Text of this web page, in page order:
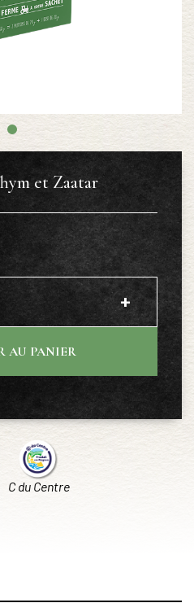
et Zaatar
+
AU PANIER
C du Centre